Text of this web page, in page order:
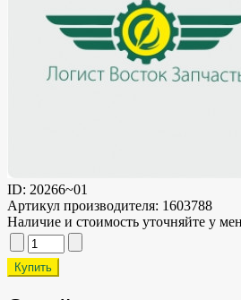
ID: 20266~01
Артикул производителя: 1603788
Наличие и стоимость уточняйте у